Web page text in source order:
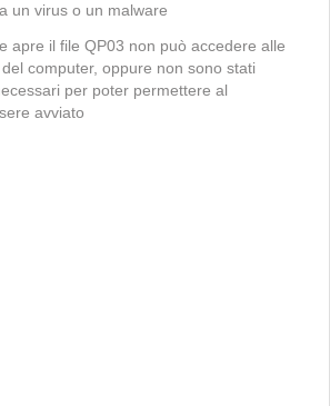
un virus o un malware
apre il file QP03 non può accedere alle
computer, oppure non sono stati
per poter permettere al
avviato